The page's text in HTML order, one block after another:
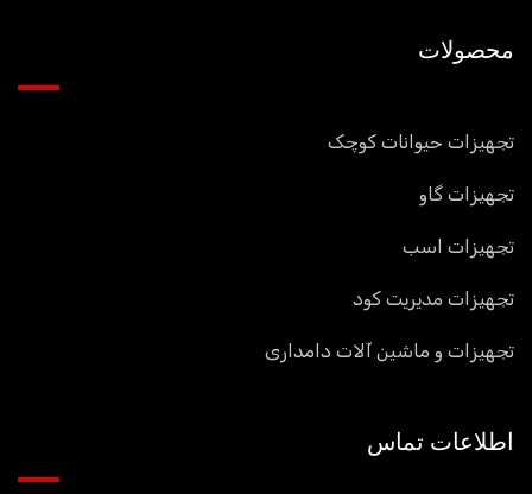
محصولات
تجهیزات حیوانات کوچک
تجهیزات گاو
تجهیزات اسب
تجهیزات مدیریت کود
تجهیزات و ماشین آلات دامداری
اطلاعات تماس